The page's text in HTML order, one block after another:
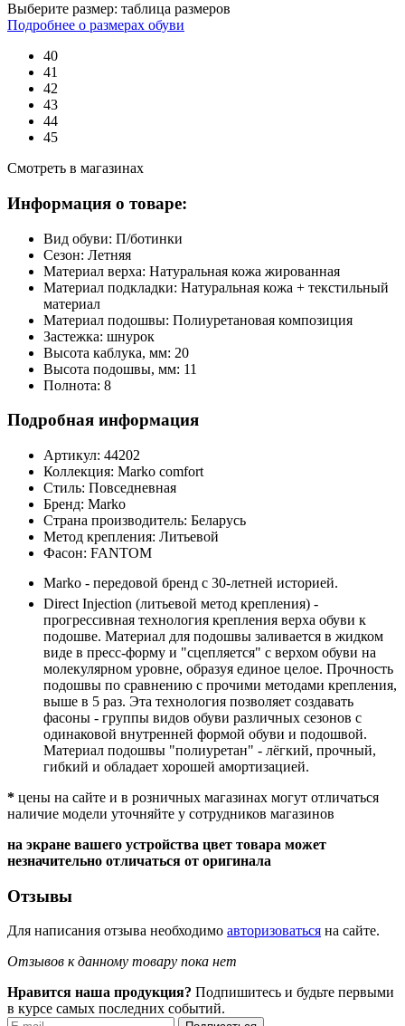
Выберите размер: таблица размеров
Подробнее о размерах обуви
40
41
42
43
44
45
Смотреть в магазинах
Информация о товаре:
Вид обуви: П/ботинки
Сезон: Летняя
Материал верха: Натуральная кожа жированная
Материал подкладки: Натуральная кожа + текстильный
материал
Материал подошвы: Полиуретановая композиция
Застежка: шнурок
Высота каблука, мм: 20
Высота подошвы, мм: 11
Полнота: 8
Подробная информация
Артикул: 44202
Коллекция: Marko comfort
Стиль: Повседневная
Бренд: Marko
Страна производитель: Беларусь
Метод крепления: Литьевой
Фасон: FANTOM
Marko - передовой бренд с 30-летней историей.
Direct Injection (литьевой метод крепления) -
прогрессивная технология крепления верха обуви к
подошве. Материал для подошвы заливается в жидком
виде в пресс-форму и "сцепляется" с верхом обуви на
молекулярном уровне, образуя единое целое. Прочность
подошвы по сравнению с прочими методами крепления,
выше в 5 раз. Эта технология позволяет создавать
фасоны - группы видов обуви различных сезонов с
одинаковой внутренней формой обуви и подошвой.
Материал подошвы "полиуретан" - лёгкий, прочный,
гибкий и обладает хорошей амортизацией.
* цены на сайте и в розничных магазинах могут отличаться
наличие модели уточняйте у сотрудников магазинов
на экране вашего устройства цвет товара может
незначительно отличаться от оригинала
Отзывы
Для написания отзыва необходимо авторизоваться на сайте.
Отзывов к данному товару пока нет
Нравится наша продукция? Подпишитесь и будьте первыми
в курсе самых последних событий.